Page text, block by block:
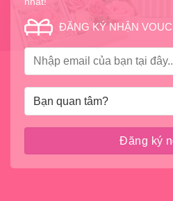
ĐĂNG KÝ NHẬN